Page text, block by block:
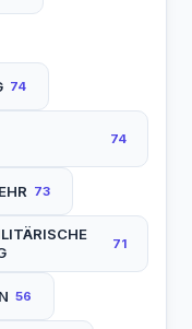
74
74
73
71
56